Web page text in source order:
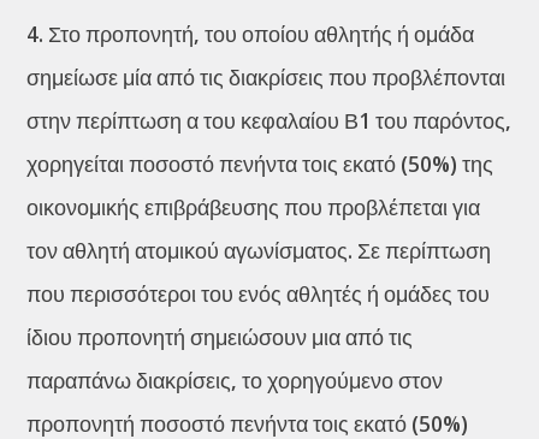
4. Στο προπονητή, του οποίου αθλητής ή ομάδα
σημείωσε μία από τις διακρίσεις που προβλέπονται
στην περίπτωση α του κεφαλαίου Β1 του παρόντος,
χορηγείται ποσοστό πενήντα τοις εκατό (50%) της
οικονομικής επιβράβευσης που προβλέπεται για
τον αθλητή ατομικού αγωνίσματος. Σε περίπτωση
που περισσότεροι του ενός αθλητές ή ομάδες του
ίδιου προπονητή σημειώσουν μια από τις
παραπάνω διακρίσεις, το χορηγούμενο στον
προπονητή ποσοστό πενήντα τοις εκατό (50%)